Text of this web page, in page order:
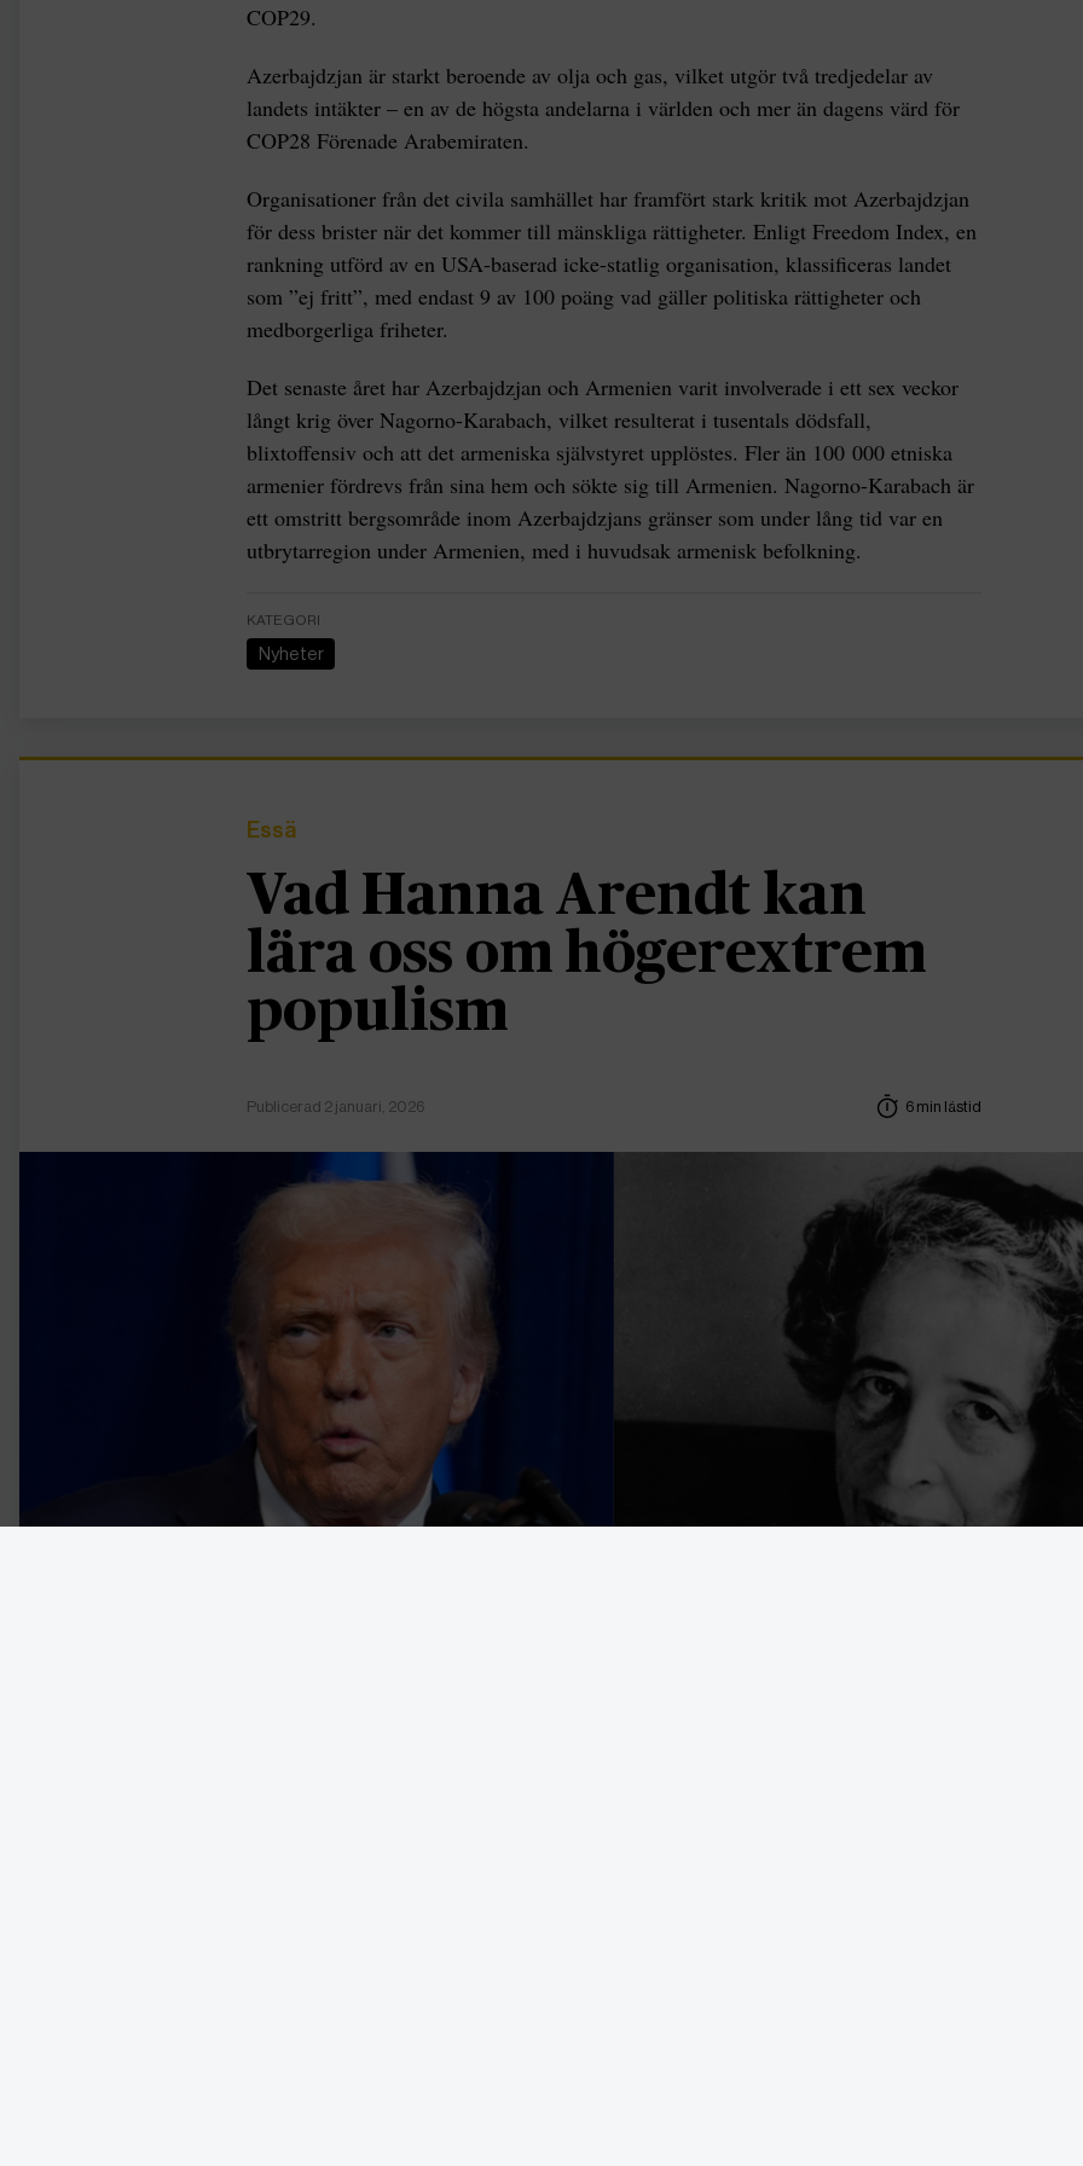
COP29.
Azerbajdzjan är starkt beroende av olja och gas, vilket utgör två tredjedelar av
landets intäkter – en av de högsta andelarna i världen och mer än dagens värd för
COP28 Förenade Arabemiraten.
Organisationer från det civila samhället har framfört stark kritik mot Azerbajdzjan
för dess brister när det kommer till mänskliga rättigheter. Enligt Freedom Index, en
rankning utförd av en USA-baserad icke-statlig organisation, klassificeras landet
som ”ej fritt”, med endast 9 av 100 poäng vad gäller politiska rättigheter och
medborgerliga friheter.
Det senaste året har Azerbajdzjan och Armenien varit involverade i ett sex veckor
långt krig över Nagorno-Karabach, vilket resulterat i tusentals dödsfall,
blixtoffensiv och att det armeniska självstyret upplöstes. Fler än 100 000 etniska
armenier fördrevs från sina hem och sökte sig till Armenien. Nagorno-Karabach är
ett omstritt bergsområde inom Azerbajdzjans gränser som under lång tid var en
utbrytarregion under Armenien, med i huvudsak armenisk befolkning.
KATEGORI
Nyheter
Essä
Vad Hanna Arendt kan
lära oss om högerextrem
populism
Publicerad 2 januari, 2026 6 min lästid